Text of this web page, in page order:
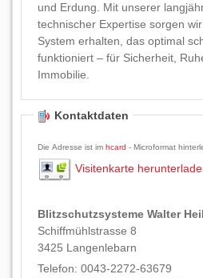
und Erdung. Mit unserer
technischer Expertise sorgen
System erhalten, das optimal
funktioniert – für Sicherheit,
Immobilie.
Kontaktdaten
Die Adresse ist im hcard - Microformat
Visitenkarte
Blitzschutzsysteme Walter
Schiffmühlstrasse 8
3425 Langenlebarn
Telefon: 0043-2272-63679